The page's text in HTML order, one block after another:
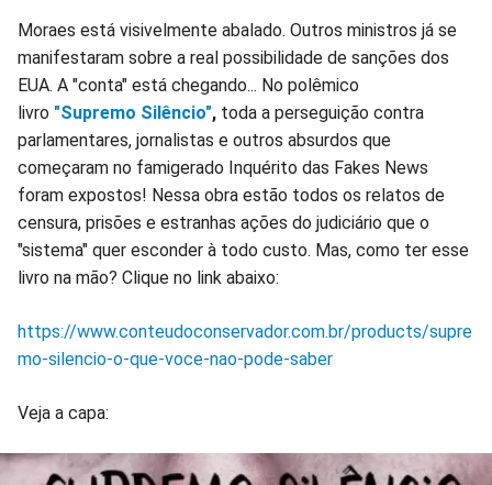
Moraes está visivelmente abalado. Outros ministros já se
manifestaram sobre a real possibilidade de sanções dos
EUA. A "conta" está chegando... No polêmico
livro "Supremo Silêncio", toda a perseguição contra
parlamentares, jornalistas e outros absurdos que
começaram no famigerado Inquérito das Fakes News
foram expostos! Nessa obra estão todos os relatos de
censura, prisões e estranhas ações do judiciário que o
"sistema" quer esconder à todo custo. Mas, como ter esse
livro na mão? Clique no link abaixo:
https://www.conteudoconservador.com.br/products/supre
mo-silencio-o-que-voce-nao-pode-saber
Veja a capa: